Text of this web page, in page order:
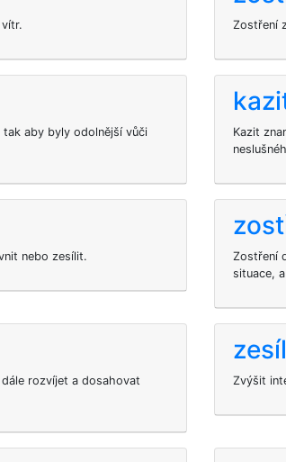
Zostření
aby byly odolnější vůči
Kazit
nebo zesílit.
Zostření
situace,
rozvíjet a dosahovat
Zvýšit